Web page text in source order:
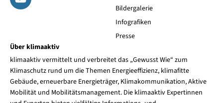
Bildergalerie
Infografiken
Presse
Über klimaaktiv
klimaaktiv vermittelt und verbreitet das „Gewusst Wie“ zum
Klimaschutz rund um die Themen Energieeffizienz, klimafitte
Gebäude, erneuerbare Energieträger, Klimakommunikation, Aktive
Mobilität und Mobilitätsmanagement. Die klimaaktiv Expertinnen